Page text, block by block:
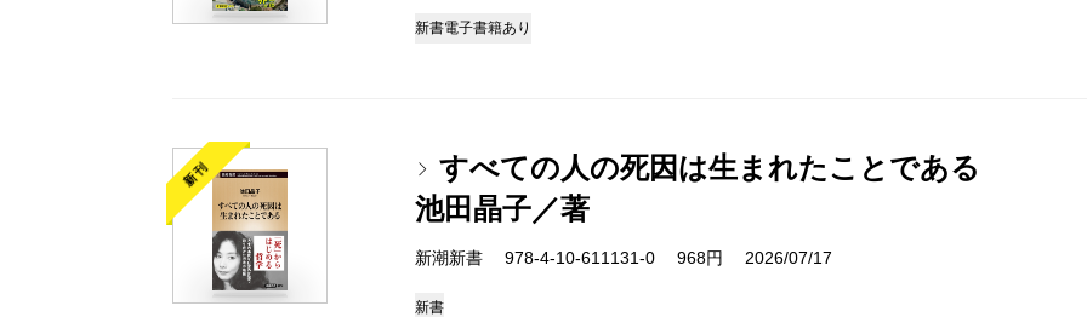
新書電子書籍あり
新刊
すべての人の死因は生まれたことである
池田晶子／著
新潮新書 978-4-10-611131-0 968円 2026/07/17
新書